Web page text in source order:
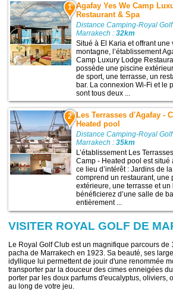
1 Agafay Yes We Camp
Restaurant & Spa
Distance Camping-Royal
Marrakech :32km
Situé à El Karia et offrant une
montagne, l’établissement
Camp Luxury Lodge
possède une piscine
de sport, une terrasse, un
bar. La connexion Wi-Fi et le
sont tous deux ...
2 Les Terrasses d'Agafay -
Heated pool
Distance Camping-Royal
Marrakech :35km
L’établissement Les
Camp - Heated pool est situé
ce lieu d’intérêt : Jardins de la
comprend un restaurant, une
extérieure, une terrasse et un
bénéficierez d’une salle de
entièrement ...
VISITER ROYAL GOLF DE
Le Royal Golf Club est un magnifique parcours de
pacha de Marrakech en 1923. Sa beauté, ses
idyllique lui permettent de jouir d'une renommée
transporter par la douceur des cimes enneigées
porter par les doux parfums d'eucalyptus, oliviers,
au long de votre jeu.